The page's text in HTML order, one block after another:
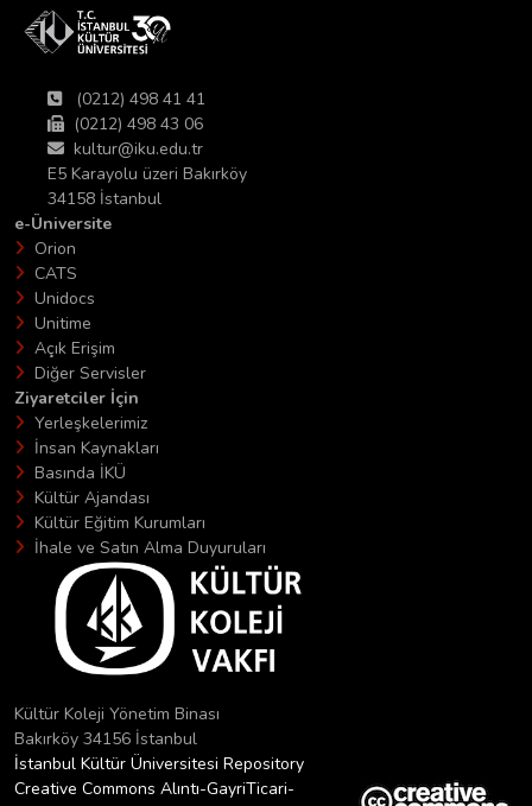
(0212) 498 41 41
(0212) 498 43 06
kultur@iku.edu.tr
E5 Karayolu üzeri Bakırköy
34158 İstanbul
e-Üniversite
Orion
CATS
Unidocs
Unitime
Açık Erişim
Diğer Servisler
Ziyaretciler İçin
Yerleşkelerimiz
İnsan Kaynakları
Basında İKÜ
Kültür Ajandası
Kültür Eğitim Kurumları
İhale ve Satın Alma Duyuruları
Kültür Koleji Yönetim Binası
Bakırköy 34156 İstanbul
İstanbul Kültür Üniversitesi Repository
Creative Commons Alıntı-GayriTicari-